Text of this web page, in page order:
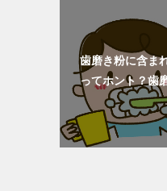
歯磨き粉に含ま
ってホント？歯